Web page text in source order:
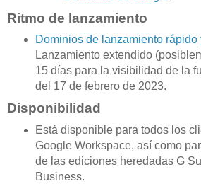
Ritmo de lanzamiento
Dominios de lanzamiento rápido
Lanzamiento extendido
15 días para la visibilidad de la
del 17 de febrero de 2023.
Disponibilidad
Está disponible para todos los
Google Workspace, así como
de las ediciones heredadas G
Business.